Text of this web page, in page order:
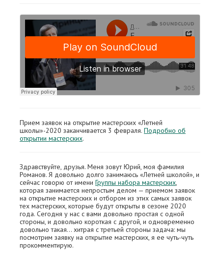
Прием заявок на открытие мастерских «Летней
школы»-2020 заканчивается 3 февраля. Подробно об
открытии мастерских.
Здравствуйте, друзья. Меня зовут Юрий, моя фамилия
Романов. Я довольно долго занимаюсь «Летней школой», и
сейчас говорю от имени Группы набора мастерских,
которая занимается непростым делом — приемом заявок
на открытие мастерских и отбором из этих самых заявок
тех мастерских, которые будут открыты в сезоне 2020
года. Сегодня у нас с вами довольно простая с одной
стороны, и довольно короткая с другой, и одновременно
довольно такая… хитрая с третьей стороны задача: мы
посмотрим заявку на открытие мастерских, я ее чуть-чуть
прокомментирую.